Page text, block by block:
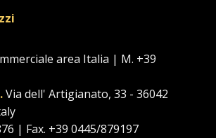
area Italia | M. +39
Via dell' Artigianato, 33 - 36042
| Fax. +39 0445/879197